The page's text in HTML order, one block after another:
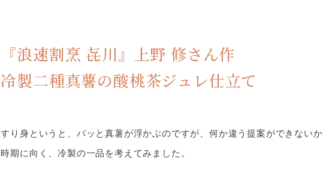
『浪速割烹 㐂川』上野 修さん作
冷製二種真薯の酸桃茶ジュレ仕立て
すり身というと、パッと真薯が浮かぶのですが、何か違う提案ができない
時期に向く、冷製の一品を考えてみました。